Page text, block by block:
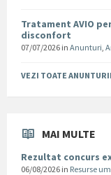
Tratament AVIO
disconfort
07/07/2026 in Anunturi,
VEZI TOATE
MAI MULTE
Rezultat concurs
06/08/2026 in Resurse